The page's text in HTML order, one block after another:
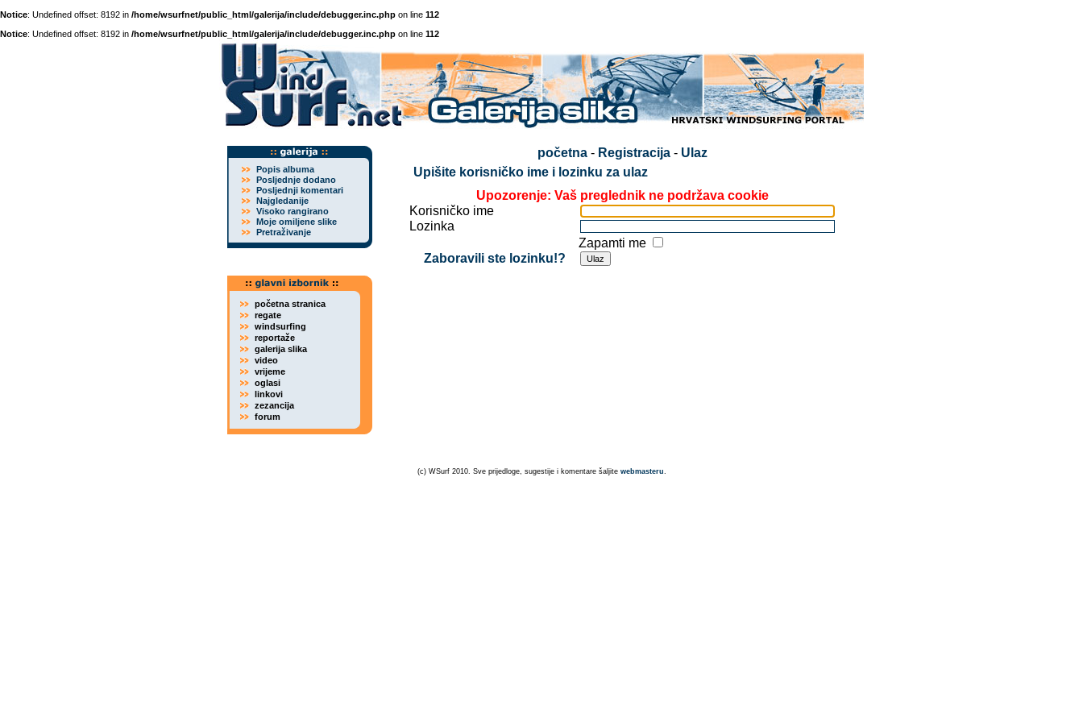
Notice: Undefined offset: 8192 in /home/wsurfnet/public_html/galerija/include/debugger.inc.php on line 112
Notice: Undefined offset: 8192 in /home/wsurfnet/public_html/galerija/include/debugger.inc.php on line 112
Popis albuma
Posljednje dodano
Posljednji komentari
Najgledanije
Visoko rangirano
Moje omiljene slike
Pretraživanje
početna stranica
regate
windsurfing
reportaže
galerija slika
video
vrijeme
oglasi
linkovi
zezancija
forum
početna- Registracija- Ulaz
Upišite korisničko ime i lozinku za ulaz
Upozorenje: Vaš preglednik ne podržava cookie
Korisničko ime
Lozinka
Zapamti me
Zaboravili ste lozinku!?
(c) WSurf 2010. Sve prijedloge, sugestije i komentare šaljite webmasteru